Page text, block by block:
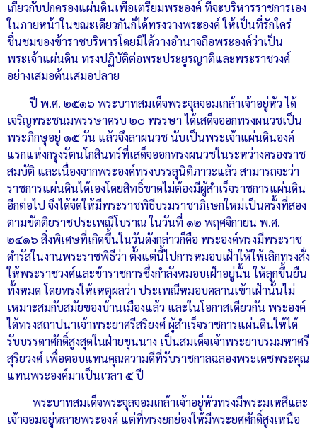
เกี่ยวกับปกครองแผ่นดินเพื่อเตรียมพระองค์ ที่จะบริหารราชการเอง
ในภายหน้าในขณะเดียวกันก็ได้ทรงวางพระองค์ ให้เป็นที่รักใคร่
ชื่นชมของข้าราชบริพารโดยมิได้วางอำนาจถือพระองค์ว่าเป็น
พระเจ้าแผ่นดิน ทรงปฏิบัติต่อพระประยูรญาติและพระราชวงศ์
อย่างเสมอต้นเสมอปลาย
ปี พ.ศ. ๒๕๑๖ พระบาทสมเด็จพระจุลจอมเกล้าเจ้าอยู่หัว ได้
เจริญพระชนมพรรษาครบ ๒๐ พรรษา ได้เสด็จออกทรงผนวชเป็น
พระภิกษุอยู่ ๑๕ วัน แล้วจึงลาผนวช นับเป็นพระเจ้าแผ่นดินองค์
แรกแห่งกรุงรัตนโกสินทร์ที่เสด็จออกทรงผนวชในระหว่างครองราช
สมบัติ และเนื่องจากพระองค์ทรงบรรลุนิติภาวะแล้ว สามารถจะว่า
ราชการแผ่นดินได้เองโดยสิทธิ์ขาดไม่ต้องมีผู้สำเร็จราชการแผ่นดิน
อีกต่อไป จึงได้จัดให้มีพระราชพิธีบรมราชาภิเษกใหม่เป็นครั้งที่สอง
ตามขัตติยราชประเพณีโบราณ ในวันที่ ๑๒ พฤศจิกายน พ.ศ.
๒๔๑๖ สิ่งพิเศษที่เกิดขึ้นในวันดังกล่าวก็คือ พระองค์ทรงมีพระราช
ดำรัสในงานพระราชพิธีว่า ตั้งแต่นี้ไปการหมอบเฝ้าให้ให้เลิกทรงสั่ง
ให้พระราชวงศ์และข้าราชการซึ่งกำลังหมอบเฝ้าอยู่นั้น ให้ลุกขึ้นยืน
ทั้งหมด โดยทรงให้เหตุผลว่า ประเพณีหมอบคลานเข้าเฝ้านั้นไม่
เหมาะสมกับสมัยของบ้านเมืองแล้ว และในโอกาสเดียวกัน พระองค์
ได้ทรงสถาปนาเจ้าพระยาศรีสริยงศ์ ผู้สำเร็จราชการแผ่นดินให้ได้
รับบรรดาศักดิ์สูงสุดในฝ่ายขุนนาง เป็นสมเด็จเจ้าพระยาบรมมหาศรี
สุริยวงศ์ เพื่อตอบแทนคุณความดีที่รับราชกาลฉลองพระเดชพระคุณ
แทนพระองค์มาเป็นเวลา ๕ ปี
พระบาทสมเด็จพระจุลจอมเกล้าเจ้าอยู่หัวทรงมีพระมเหสีและ
เจ้าจอมอยู่หลายพระองค์ แต่ที่ทรงยกย่องให้มีพระยศศักดิ์สูงเหนือ